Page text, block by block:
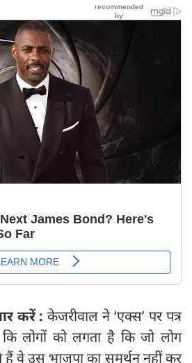
करें :केजरीवाल ने ‘एक्स’ पर पत्र
लोगों को लगता है कि जो लोग
वे उस भाजपा का समर्थन नहीं कर